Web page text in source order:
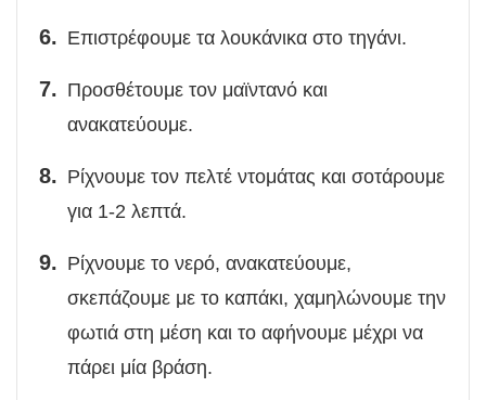
Επιστρέφουμε τα λουκάνικα στο τηγάνι.
Προσθέτουμε τον μαϊντανό και
ανακατεύουμε.
Ρίχνουμε τον πελτέ ντομάτας και σοτάρουμε
για 1-2 λεπτά.
Ρίχνουμε το νερό, ανακατεύουμε,
σκεπάζουμε με το καπάκι, χαμηλώνουμε την
φωτιά στη μέση και το αφήνουμε μέχρι να
πάρει μία βράση.